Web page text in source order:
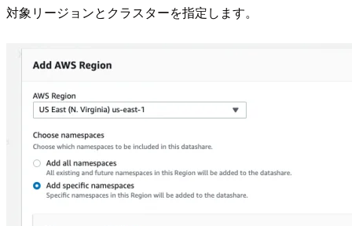
対象リージョンとクラスターを指定します。